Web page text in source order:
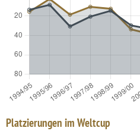
Platzierungen im Weltcup